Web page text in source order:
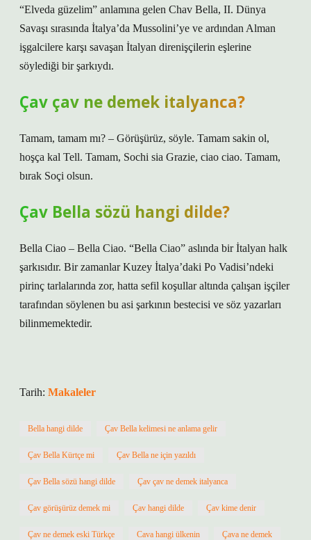
“Elveda güzelim” anlamına gelen Chav Bella, II. Dünya
Savaşı sırasında İtalya’da Mussolini’ye ve ardından Alman
işgalcilere karşı savaşan İtalyan direnişçilerin eşlerine
söylediği bir şarkıydı.
Çav çav ne demek italyanca?
Tamam, tamam mı? – Görüşürüz, söyle. Tamam sakin ol,
hoşça kal Tell. Tamam, Sochi sia Grazie, ciao ciao. Tamam,
bırak Soçi olsun.
Çav Bella sözü hangi dilde?
Bella Ciao – Bella Ciao. “Bella Ciao” ​​aslında bir İtalyan halk
şarkısıdır. Bir zamanlar Kuzey İtalya’daki Po Vadisi’ndeki
pirinç tarlalarında zor, hatta sefil koşullar altında çalışan işçiler
tarafından söylenen bu asi şarkının bestecisi ve söz yazarları
bilinmemektedir.
Tarih: Makaleler
Bella hangi dilde Çav Bella kelimesi ne anlama gelir
Çav Bella Kürtçe mi Çav Bella ne için yazıldı
Çav Bella sözü hangi dilde Çav çav ne demek italyanca
Çav görüşürüz demek mi Çav hangi dilde Çav kime denir
Çav ne demek eski Türkçe Cava hangi ülkenin Çava ne demek